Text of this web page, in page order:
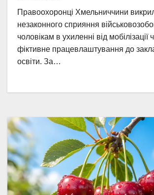
Правоохоронці Хмельниччини
незаконного сприяння
чоловікам в ухиленні від мобілізації
фіктивне працевлаштування до
освіти. За…